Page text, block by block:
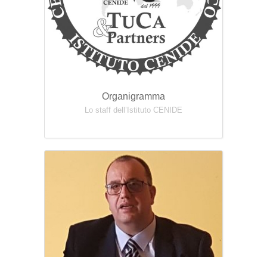
Organigramma
Lo staff dell’Istituto CENIDE